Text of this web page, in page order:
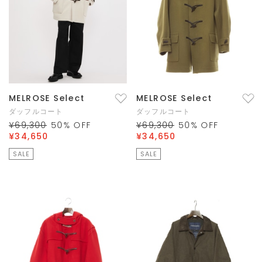
MELROSE Select
ダッフルコート
¥69,300 50 % OFF
¥34,650
SALE
MELROSE Select
ダッフルコート
¥69,300 50 % OFF
¥34,650
SALE